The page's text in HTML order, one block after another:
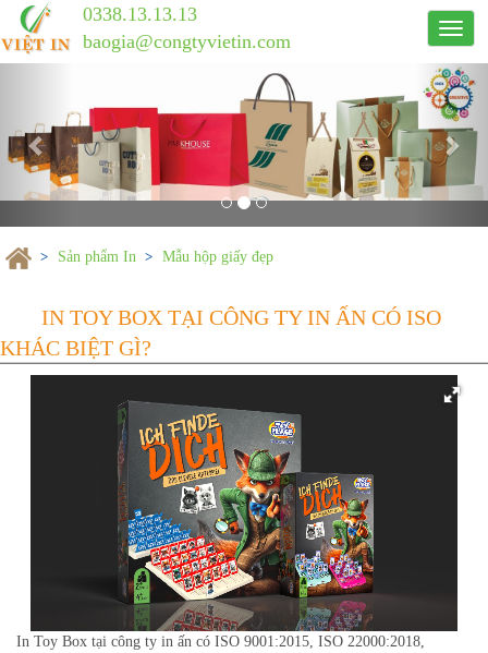
Công
ty
in
ấn
Việt
In
0338.13.13.13
baogia@congtyvietin.com
IN TOY BOX TẠI CÔNG TY IN
KHÁC BIỆT GÌ?
In Toy Box tại công ty in ấn có ISO 9001:2015, ISO 22000:2018,